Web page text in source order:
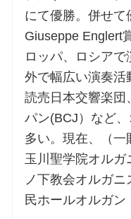
にて優勝。併せて
Giuseppe Englert
ロッパ、ロシア
外で幅広い演奏活
読売日本交響楽団
パン(BCJ）など
多い。現在、（一
玉川聖学院オルガ
ノ下教会オルガ
民ホールオルガン